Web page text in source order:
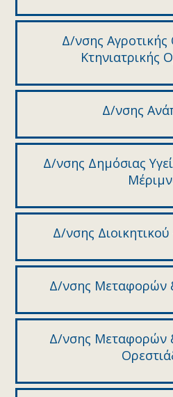
Δ/νσης Αγροτικής
Κτηνιατρικής
Δ/νσης
Δ/νσης Δημόσιας
Δ/νσης
Δ/νσης Μεταφορών
Δ/νσης Μεταφορών